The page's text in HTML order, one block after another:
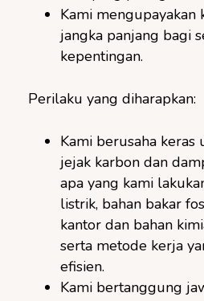
Kami mengupayakan
jangka panjang bagi
kepentingan.
Perilaku yang diharapkan:
Kami berusaha
jejak karbon dan
apa yang kami
listrik, bahan bakar
kantor dan bahan
serta metode kerja
efisien.
Kami bertanggung